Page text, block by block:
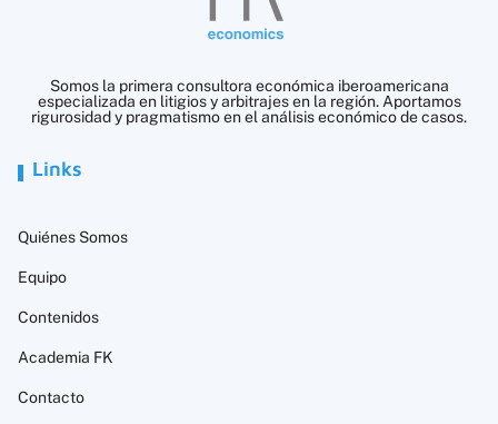
Somos la primera consultora económica iberoamericana
especializada en litigios y arbitrajes en la región. Aportamos
rigurosidad y pragmatismo en el análisis económico de casos.
Links
Quiénes Somos
Equipo
Contenidos
Academia FK
Contacto